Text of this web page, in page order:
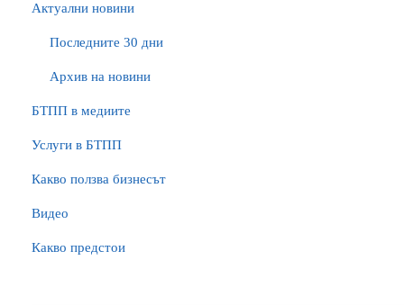
Актуални новини
Последните 30 дни
Архив на новини
БTПП в медиите
Услуги в БТПП
Какво ползва бизнесът
Видео
Какво предстои